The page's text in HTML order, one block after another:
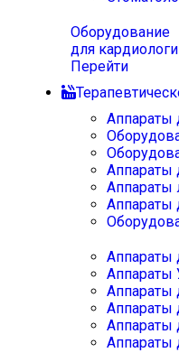
Оборудование
для
Перейти
Аппараты
Аппараты
Аппараты
Аппараты
Аппараты
Аппараты
Аппараты
Аппараты
Аппараты
Аппараты